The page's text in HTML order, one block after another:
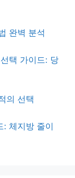
완벽 분석
택 가이드: 당
의 선택
: 체지방 줄이